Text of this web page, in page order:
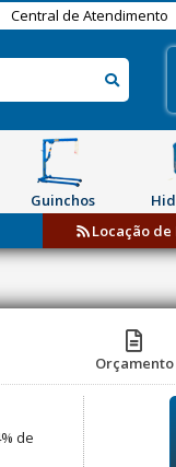
Central de Atendimento
Guinchos
Locação de
Orçamento
de